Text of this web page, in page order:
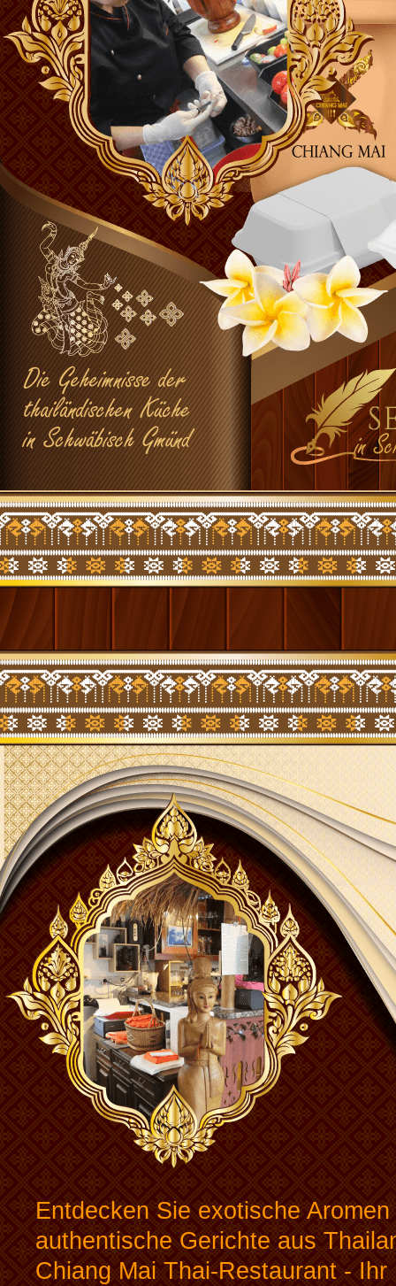
Entdecken Sie exotische Aromen
authentische Gerichte aus
Chiang Mai Thai-Restaurant - Ihr